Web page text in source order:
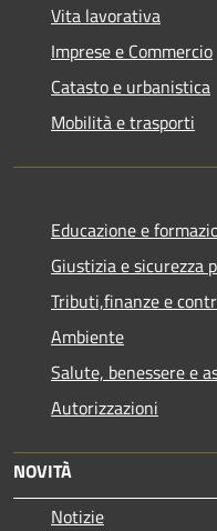
Vita lavorativa
Imprese e Commercio
Catasto e urbanistica
Mobilità e trasporti
Educazione e
Giustizia e sicurezza
Tributi,finanze e
Ambiente
Salute, benessere e
Autorizzazioni
NOVITÀ
Notizie